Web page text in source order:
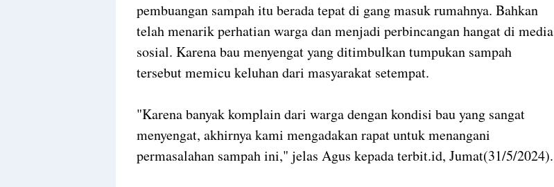
pembuangan sampah itu berada tepat di gang masuk rumahnya. Bahkan
telah menarik perhatian warga dan menjadi perbincangan hangat di media
sosial. Karena bau menyengat yang ditimbulkan tumpukan sampah
tersebut memicu keluhan dari masyarakat setempat.
"Karena banyak komplain dari warga dengan kondisi bau yang sangat
menyengat, akhirnya kami mengadakan rapat untuk menangani
permasalahan sampah ini," jelas Agus kepada terbit.id, Jumat(31/5/2024).